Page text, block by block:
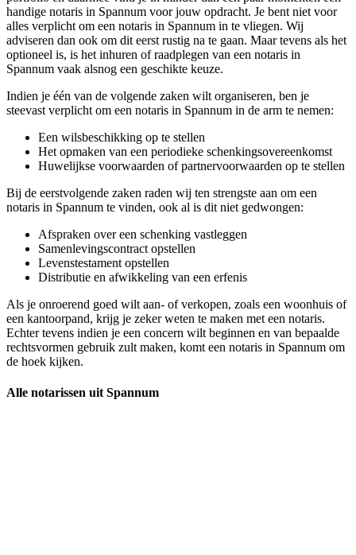
handige notaris in Spannum voor jouw opdracht. Je bent niet voor
alles verplicht om een notaris in Spannum in te vliegen. Wij
adviseren dan ook om dit eerst rustig na te gaan. Maar tevens als het
optioneel is, is het inhuren of raadplegen van een notaris in
Spannum vaak alsnog een geschikte keuze.
Indien je één van de volgende zaken wilt organiseren, ben je
steevast verplicht om een notaris in Spannum in de arm te nemen:
Een wilsbeschikking op te stellen
Het opmaken van een periodieke schenkingsovereenkomst
Huwelijkse voorwaarden of partnervoorwaarden op te stellen
Bij de eerstvolgende zaken raden wij ten strengste aan om een
notaris in Spannum te vinden, ook al is dit niet gedwongen:
Afspraken over een schenking vastleggen
Samenlevingscontract opstellen
Levenstestament opstellen
Distributie en afwikkeling van een erfenis
Als je onroerend goed wilt aan- of verkopen, zoals een woonhuis of
een kantoorpand, krijg je zeker weten te maken met een notaris.
Echter tevens indien je een concern wilt beginnen en van bepaalde
rechtsvormen gebruik zult maken, komt een notaris in Spannum om
de hoek kijken.
Alle notarissen uit Spannum